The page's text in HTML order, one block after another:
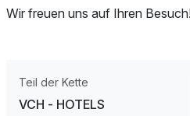
Wir freuen uns auf Ihren
Teil der Kette
VCH - HOTELS